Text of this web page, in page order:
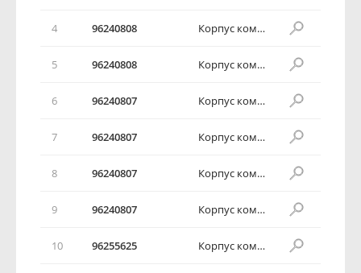
4 96240808 Корпус комбинации приборов в сборе
5 96240808 Корпус комбинации приборов в сборе
6 96240807 Корпус комбинации приборов в сборе
7 96240807 Корпус комбинации приборов в сборе
8 96240807 Корпус комбинации приборов в сборе
9 96240807 Корпус комбинации приборов в сборе
10 96255625 Корпус комбинации приборов в сборе